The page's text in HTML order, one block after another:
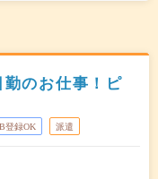
のお仕事！ピ
登録OK 派遣